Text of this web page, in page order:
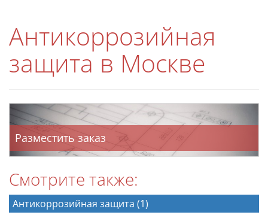
Антикоррозийная
защита в Москве
Разместить заказ
Смотрите также:
Антикоррозийная защита (1)